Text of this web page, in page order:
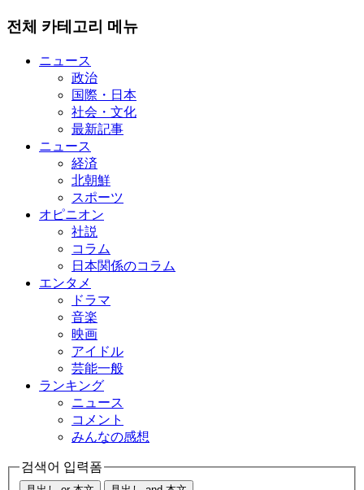
전체 카테고리 메뉴
ニュース
政治
国際・日本
社会・文化
最新記事
ニュース
経済
北朝鮮
スポーツ
オピニオン
社説
コラム
日本関係のコラム
エンタメ
ドラマ
音楽
映画
アイドル
芸能一般
ランキング
ニュース
コメント
みんなの感想
검색어 입력폼